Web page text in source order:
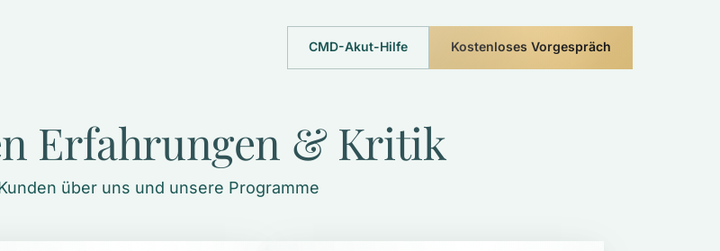
CMD-Akut-Hilfe Kostenloses Vorgespräch
Erfahrungen & Kritik
über uns und unsere Programme